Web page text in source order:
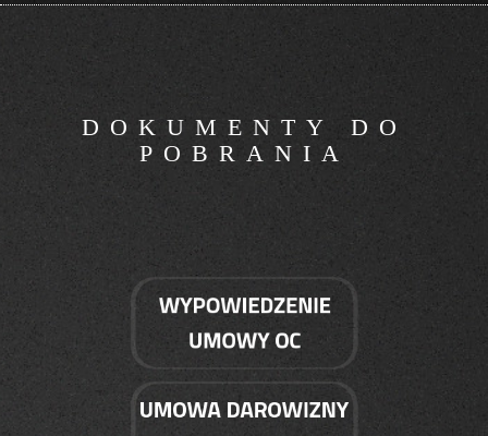
DOKUMENTY DO
POBRANIA